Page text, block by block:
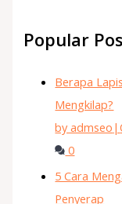
Popular
Berapa
Mengkilap?
by admseo |
0
5 Cara
Penyerap